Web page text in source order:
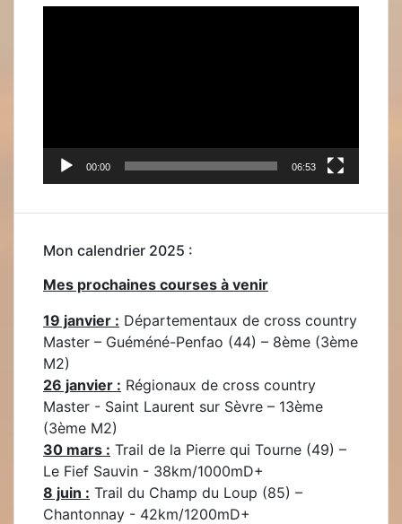
00:00 06:53
Mon calendrier 2025 :
Mes prochaines courses à venir
19 janvier : Départementaux de cross country
Master – Guéméné-Penfao (44) – 8ème (3ème
M2)
26 janvier : Régionaux de cross country
Master - Saint Laurent sur Sèvre – 13ème
(3ème M2)
30 mars : Trail de la Pierre qui Tourne (49) –
Le Fief Sauvin - 38km/1000mD+
8 juin : Trail du Champ du Loup (85) –
Chantonnay - 42km/1200mD+